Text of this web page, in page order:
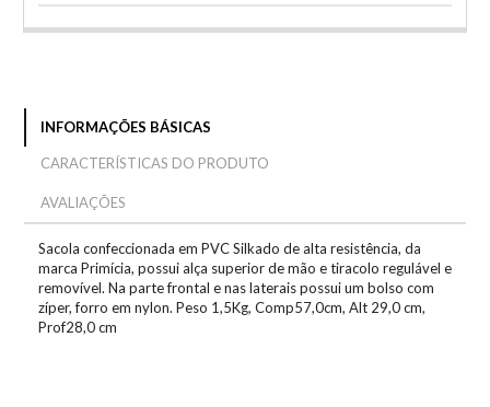
INFORMAÇÕES BÁSICAS
CARACTERÍSTICAS DO PRODUTO
AVALIAÇÕES
Sacola confeccionada em PVC Silkado de alta resistência, da
marca Primícia, possui alça superior de mão e tiracolo regulável e
removível. Na parte frontal e nas laterais possui um bolso com
zíper, forro em nylon. Peso 1,5Kg, Comp57,0cm, Alt 29,0 cm,
Prof28,0 cm